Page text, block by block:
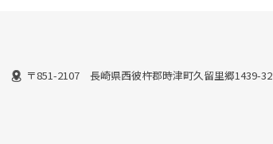
〒851-2107 長崎県西彼杵郡時津町久留里郷1439-32